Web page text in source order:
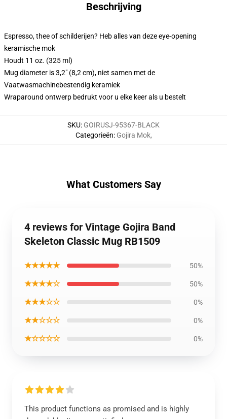
Beschrijving
Espresso, thee of schilderijen? Heb alles van deze eye-opening
keramische mok
Houdt 11 oz. (325 ml)
Mug diameter is 3,2" (8,2 cm), niet samen met de
Vaatwasmachinebestendig keramiek
Wraparound ontwerp bedrukt voor u elke keer als u bestelt
SKU: GOIRUSJ-95367-BLACK
Categorieën: Gojira Mok,
What Customers Say
4 reviews for Vintage Gojira Band
Skeleton Classic Mug RB1509
★★★★★ 50%
★★★★☆ 50%
★★★☆☆ 0%
★★☆☆☆ 0%
★☆☆☆☆ 0%
This product functions as promised and is highly